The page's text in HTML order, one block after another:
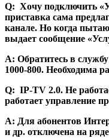
Q: Хочу подключить
приставка сама
канале. Но когда
выдает сообщение
А: Обратитесь в
1000-800. Необходима
Q: IP-TV 2.0. Не
работает управление
А: Для абонентов
и др. отключена на